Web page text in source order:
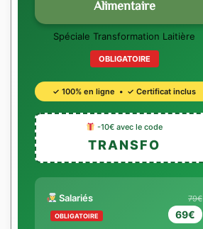
Alimentaire
Spéciale Transformation Laitière
OBLIGATOIRE
✓ 100% en ligne • ✓ Certificat inclus
-10€ avec le code
TRANSFO
Salariés
OBLIGATOIRE
79€
69€